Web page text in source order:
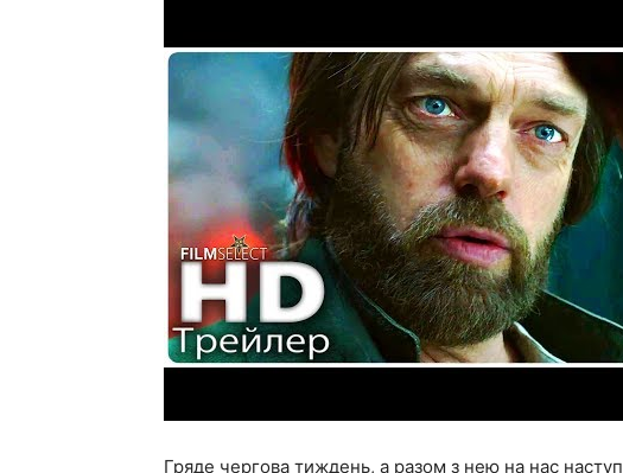
Гряде чергова тиждень, а разом з нею на нас